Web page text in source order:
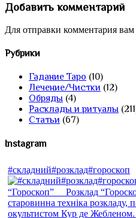
Добавить комментарий
Для отправки комментария
Рубрики
Гадание Таро (10)
Лечение/Чистки (12)
Обряды (4)
Расклады и ритуалы
Статьи (67)
Instagram
#складний#розклад#гороскоп